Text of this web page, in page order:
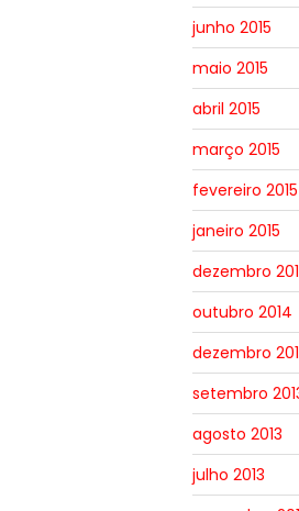
junho 2015
maio 2015
abril 2015
março 2015
fevereiro 2015
janeiro 2015
dezembro
outubro 2014
dezembro
setembro
agosto 2013
julho 2013